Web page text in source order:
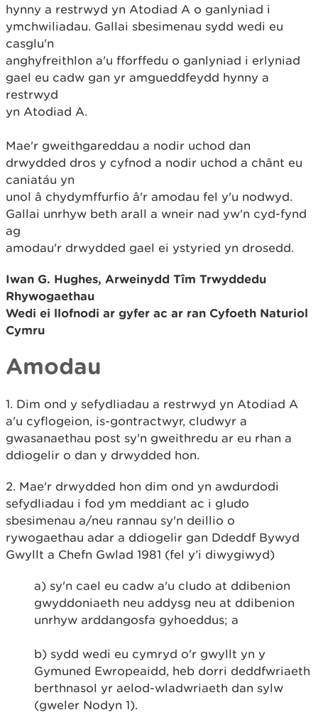
hynny a restrwyd yn Atodiad A o ganlyniad i
ymchwiliadau. Gallai sbesimenau sydd wedi eu
casglu'n
anghyfreithlon a'u fforffedu o ganlyniad i erlyniad
gael eu cadw gan yr amgueddfeydd hynny a
restrwyd
yn Atodiad A.
Mae'r gweithgareddau a nodir uchod dan
drwydded dros y cyfnod a nodir uchod a chânt eu
caniatáu yn
unol â chydymffurfio â'r amodau fel y'u nodwyd.
Gallai unrhyw beth arall a wneir nad yw'n cyd-fynd
ag
amodau'r drwydded gael ei ystyried yn drosedd.
Iwan G. Hughes, Arweinydd Tîm Trwyddedu
Rhywogaethau
Wedi ei llofnodi ar gyfer ac ar ran Cyfoeth Naturiol
Cymru
Amodau
1. Dim ond y sefydliadau a restrwyd yn Atodiad A
a'u cyflogeion, is-gontractwyr, cludwyr a
gwasanaethau post sy'n gweithredu ar eu rhan a
ddiogelir o dan y drwydded hon.
2. Mae'r drwydded hon dim ond yn awdurdodi
sefydliadau i fod ym meddiant ac i gludo
sbesimenau a/neu rannau sy'n deillio o
rywogaethau adar a ddiogelir gan Ddeddf Bywyd
Gwyllt a Chefn Gwlad 1981 (fel y’i diwygiwyd)
a) sy'n cael eu cadw a'u cludo at ddibenion
gwyddoniaeth neu addysg neu at ddibenion
unrhyw arddangosfa gyhoeddus; a
b) sydd wedi eu cymryd o'r gwyllt yn y
Gymuned Ewropeaidd, heb dorri deddfwriaeth
berthnasol yr aelod-wladwriaeth dan sylw
(gweler Nodyn 1).